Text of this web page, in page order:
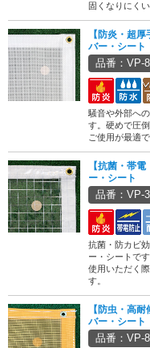
固くなりにく
【防炎・超
バー・シート
品番：VP-
騒音や外部へ
す。硬めで圧
ご使用が最適で
【抗菌・帯
ー・シート
品番：VP-
抗菌・防カビ
ー・シートで
使用いただく
す。
【防虫・高
バー・シート
品番：VP-